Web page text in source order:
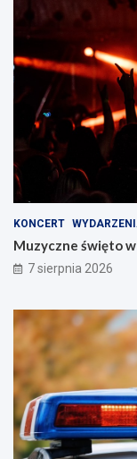
KONCERT
Muzyczne święto
7 sierpnia 2026